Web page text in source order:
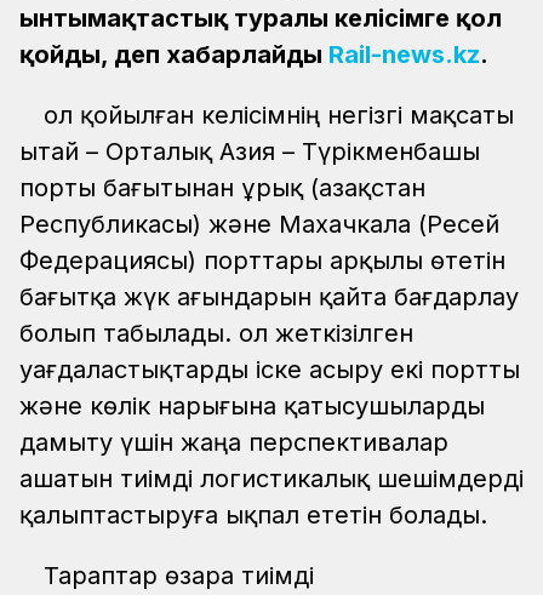
ынтымақтастық туралы келісімге қол
қойды, деп хабарлайды Rail-news.kz.
Қол қойылған келісімнің негізгі мақсаты
Қытай – Орталық Азия – Түрікменбашы
порты бағытынан Құрық (Қазақстан
Республикасы) және Махачкала (Ресей
Федерациясы) порттары арқылы өтетін
бағытқа жүк ағындарын қайта бағдарлау
болып табылады. Қол жеткізілген
уағдаластықтарды іске асыру екі портты
және көлік нарығына қатысушыларды
дамыту үшін жаңа перспективалар
ашатын тиімді логистикалық шешімдерді
қалыптастыруға ықпал ететін болады.
Тараптар өзара тиімді